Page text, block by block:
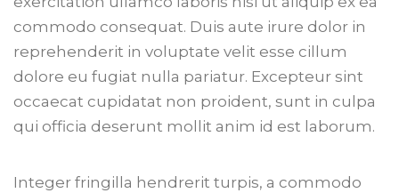
commodo consequat. Duis aute irure dolor in
reprehenderit in voluptate velit esse cillum
dolore eu fugiat nulla pariatur. Excepteur sint
occaecat cupidatat non proident, sunt in culpa
qui officia deserunt mollit anim id est laborum.
Integer fringilla hendrerit turpis, a commodo